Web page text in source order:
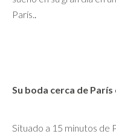
París.
Su boda cerca de
Situado a 15 minutos de